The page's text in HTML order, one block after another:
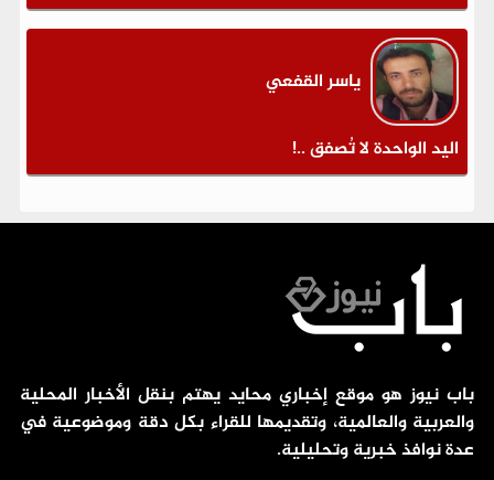
ياسر القفعي
اليد الواحدة لا تُصفق ..!
باب نيوز هو موقع إخباري محايد يهتم بنقل الأخبار المحلية
والعربية والعالمية، وتقديمها للقراء بكل دقة وموضوعية في
عدة نوافذ خبرية وتحليلية.